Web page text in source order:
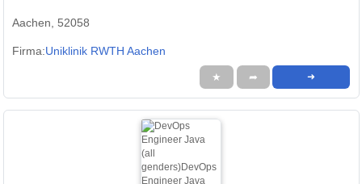
Aachen, 52058
Firma:Uniklinik RWTH Aachen
★ ➦ ➜